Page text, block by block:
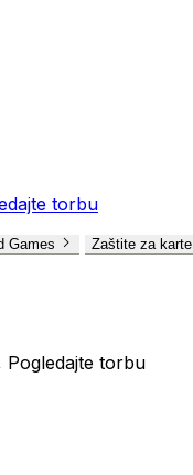
torbu
Games Zaštite za karte
Pogledajte torbu